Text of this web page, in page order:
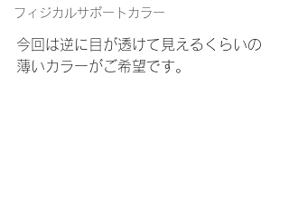
フィジカルサポートカラー
今回は逆に目が透けて見えるくらいの
薄いカラーがご希望です。